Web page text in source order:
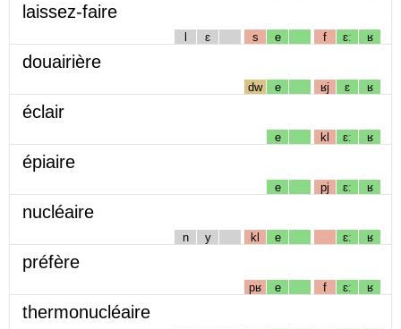
laissez-faire
l ɛ s e f ɛː ʁ
douairière
dw e ʁj ɛ ʁ
éclair
e kl ɛː ʁ
épiaire
e pj ɛː ʁ
nucléaire
n y kl e ɛː ʁ
préfère
pʁ e f ɛː ʁ
thermonucléaire